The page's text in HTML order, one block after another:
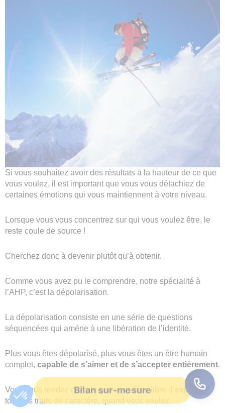
Si vous souhaitez avoir des résultats à la hauteur de ce que
vous voulez, il est important que vous vous détachiez de
certaines émotions qui vous maintiennent à votre niveau.
Lorsque vous vous concentrez sur qui vous voulez être, le
reste coule de source !
Cherchez donc à devenir plutôt qu’à obtenir.
Comme vous avez pu le comprendre, notre spécialité à
l’AHP, c’est la dépolarisation.
La dépolarisation consiste en une série de questions
séquencées qui amène à une libération de l’identité.
Plus vous êtes dépolarisé, plus vous êtes un être humain
complet, capable de s’aimer et de s’accepter entièrement.
Vous vous rendez compte que vous êtes libre d’exprimer
tous les traits de caractère, quand vous voulez.
Bilan sur-mesure